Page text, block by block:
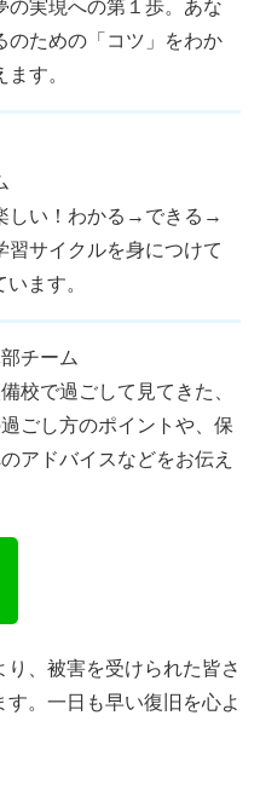
の実現への第１歩。あな
のための「コツ」をわか
す。
しい！わかる→できる→
習サイクルを身につけて
ます。
チーム
校で過ごして見てきた、
ごし方のポイントや、保
アドバイスなどをお伝え
、被害を受けられた皆さ
。一日も早い復旧を心よ